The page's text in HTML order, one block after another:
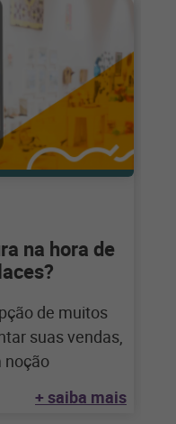
na hora de
de muitos
suas vendas,
noção
+ saiba mais